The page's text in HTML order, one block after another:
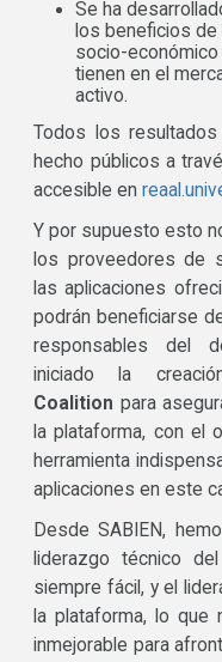
Se ha
los beneficios
socio-
tienen en el
activo.
Todos los
hecho públicos a
accesible en
Y por supuesto esto
los proveedores de
las aplicaciones
podrán beneficiarse
responsables del
iniciado la
Coalition para
la plataforma, con el
herramienta
aplicaciones en este
Desde SABIEN,
liderazgo técnico
siempre fácil, y el
la plataforma, lo que
inmejorable para